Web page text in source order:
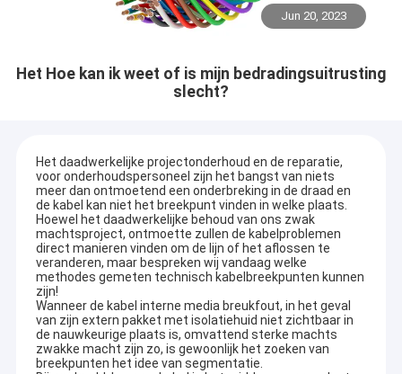
Jun 20, 2023
Het Hoe kan ik weet of is mijn bedradingsuitrusting
slecht?
Het daadwerkelijke projectonderhoud en de reparatie,
voor onderhoudspersoneel zijn het bangst van niets
meer dan ontmoetend een onderbreking in de draad en
de kabel kan niet het breekpunt vinden in welke plaats.
Hoewel het daadwerkelijke behoud van ons zwak
machtsproject, ontmoette zullen de kabelproblemen
direct manieren vinden om de lijn of het aflossen te
veranderen, maar bespreken wij vandaag welke
methodes gemeten technisch kabelbreekpunten kunnen
zijn!
Wanneer de kabel interne media breukfout, in het geval
van zijn extern pakket met isolatiehuid niet zichtbaar in
de nauwkeurige plaats is, omvattend sterke machts
zwakke macht zijn zo, is gewoonlijk het zoeken van
breekpunten het idee van segmentatie.